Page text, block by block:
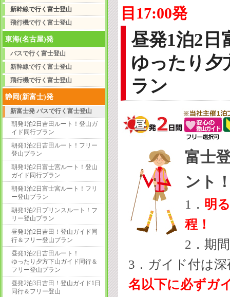
新幹線で行く富士登山
飛行機で行く富士登山
東海(名古屋)発
バスで行く富士登山
新幹線で行く富士登山
飛行機で行く富士登山
静岡(新富士)発
新富士発 バスで行く富士登山
朝発1泊2日吉田ルート！登山ガ
イド同行プラン
朝発1泊2日吉田ルート！フリー
登山プラン
朝発1泊2日富士宮ルート！登山
ガイド同行プラン
朝発1泊2日富士宮ルート！フリ
ー登山プラン
朝発1泊2日プリンスルート！フ
リー登山プラン
昼発1泊2日吉田！登山ガイド同
行＆フリー登山プラン
昼発1泊2日吉田ルート！
ゆったり夕方下山ガイド同行＆
フリー登山プラン
昼発2泊3日吉田！登山ガイド1日
同行＆フリー登山
目17:00発
昼発1泊2日
ゆったり夕
ラン
富士
ント
1 ． 明
程！
2． 期
3．ガイド付は
名以下に必ずガ